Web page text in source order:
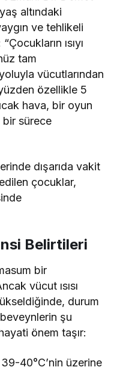
altındaki
ve tehlikeli
ısıyı
tam
vücutlarından
özellikle 5
hava, bir oyun
bir sürece
dışarıda vakit
çocuklar,
Belirtileri
bir
vücut ısısı
durum
şu
önem taşır:
39-40°C’nin üzerine